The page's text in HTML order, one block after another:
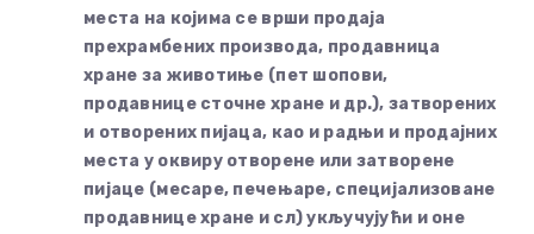
места на којима се врши продаја
прехрамбених производа, продавница
хране за животиње (пет шопови,
продавнице сточне хране и др.), затворених
и отворених пијаца, као и радњи и продајних
места у оквиру отворене или затворене
пијаце (месаре, печењаре, специјализоване
продавнице хране и сл) укључујући и оне